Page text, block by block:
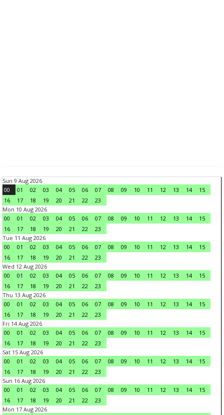
Sun 9 Aug 2026
00
01 02 03 04 05 06 07 08 09 10 11 12 13 14
15
16
17 18 19 20 21 22
23
Mon 10 Aug 2026
00
01 02 03 04 05 06 07 08 09 10 11 12 13 14
15
16
17 18 19 20 21 22
23
Tue 11 Aug 2026
00
01 02 03 04 05 06 07 08 09 10 11 12 13 14
15
16
17 18 19 20 21 22
23
Wed 12 Aug 2026
00
01 02 03 04 05 06 07 08 09 10 11 12 13 14
15
16
17 18 19 20 21 22
23
Thu 13 Aug 2026
00
01 02 03 04 05 06 07 08 09 10 11 12 13 14
15
16
17 18 19 20 21 22
23
Fri 14 Aug 2026
00
01 02 03 04 05 06 07 08 09 10 11 12 13 14
15
16
17 18 19 20 21 22
23
Sat 15 Aug 2026
00
01 02 03 04 05 06 07 08 09 10 11 12 13 14
15
16
17 18 19 20 21 22
23
Sun 16 Aug 2026
00
01 02 03 04 05 06 07 08 09 10 11 12 13 14
15
16
17 18 19 20 21 22
23
Mon 17 Aug 2026